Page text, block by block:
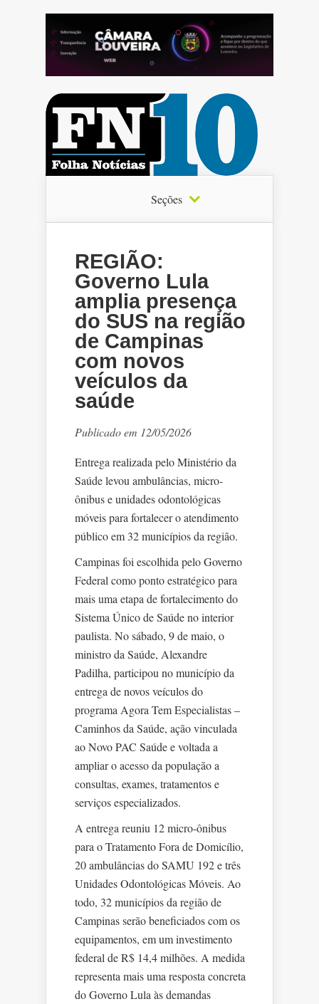
Seções
REGIÃO:
Governo Lula
amplia presença
do SUS na região
de Campinas
com novos
veículos da
saúde
Publicado em 12/05/2026
Entrega realizada pelo Ministério da
Saúde levou ambulâncias, micro-
ônibus e unidades odontológicas
móveis para fortalecer o atendimento
público em 32 municípios da região.
Campinas foi escolhida pelo Governo
Federal como ponto estratégico para
mais uma etapa de fortalecimento do
Sistema Único de Saúde no interior
paulista. No sábado, 9 de maio, o
ministro da Saúde, Alexandre
Padilha, participou no município da
entrega de novos veículos do
programa Agora Tem Especialistas –
Caminhos da Saúde, ação vinculada
ao Novo PAC Saúde e voltada a
ampliar o acesso da população a
consultas, exames, tratamentos e
serviços especializados.
A entrega reuniu 12 micro-ônibus
para o Tratamento Fora de Domicílio,
20 ambulâncias do SAMU 192 e três
Unidades Odontológicas Móveis. Ao
todo, 32 municípios da região de
Campinas serão beneficiados com os
equipamentos, em um investimento
federal de R$ 14,4 milhões. A medida
representa mais uma resposta concreta
do Governo Lula às demandas